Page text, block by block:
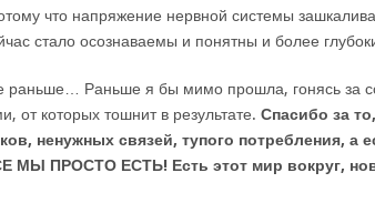
что напряжение нервной системы
стало осознаваемы и понятны и более
раньше… Раньше я бы мимо прошла, гонясь за
от которых тошнит в результате. Спасибо за
ненужных связей, тупого потребления, а
МЫ ПРОСТО ЕСТЬ! Есть этот мир вокруг,